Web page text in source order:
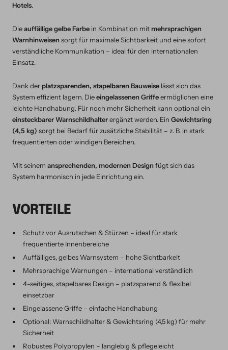
Hotels.
Dieauffällige gelbe Farbe in Kombination mit mehrsprachigen
Warnhinweisensorgt für maximale Sichtbarkeit und eine sofort
verständliche Kommunikation – ideal für den internationalen
Einsatz.
Dank der platzsparenden, stapelbaren Bauweise lässt sich das
System effizient lagern. Dieeingelassenen Griffeermöglichen eine
leichte Handhabung. Für noch mehr Sicherheit kann optional ein
einsteckbarer Warnschildhalterergänzt werden. Ein Gewichtsring
(4,5 kg) sorgt bei Bedarf für zusätzliche Stabilität – z. B. in stark
frequentierten oder windigen Bereichen.
Mit seinem ansprechenden, modernen Designfügt sich das
System harmonisch in jede Einrichtung ein.
VORTEILE
Schutz vor Ausrutschen & Stürzen – ideal für stark
frequentierte Innenbereiche
Auffälliges, gelbes Warnsystem – hohe Sichtbarkeit
Mehrsprachige Warnungen – international verständlich
4-seitiges, stapelbares Design – platzsparend & flexibel
einsetzbar
Eingelassene Griffe – einfache Handhabung
Optional: Warnschildhalter & Gewichtsring (4,5 kg) für mehr
Sicherheit
Robustes Polypropylen – langlebig & pflegeleicht